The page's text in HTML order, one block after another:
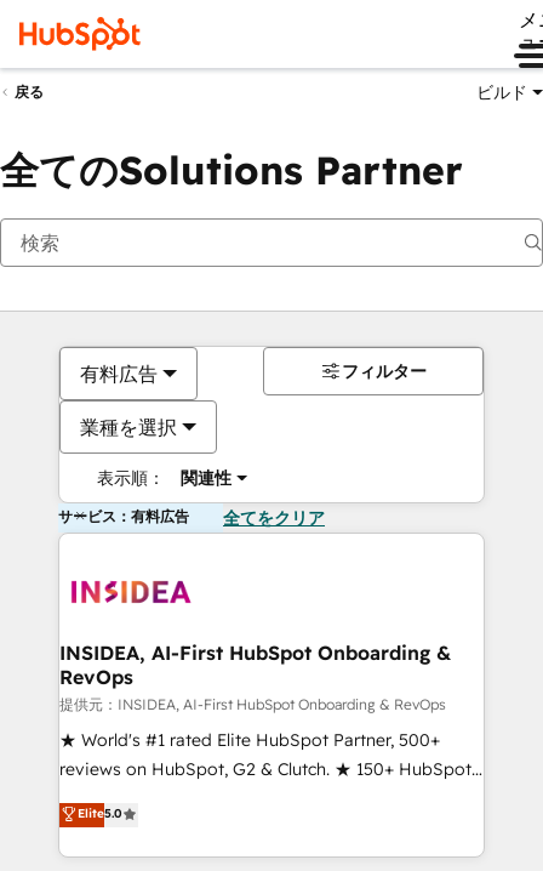
ュ
戻る ビルド
全てのSolutions Partner
有料広告
業種を選択
表示順： 関連性
フィルター
サービス：有料広告 全てをクリア
INSIDEA, AI-First HubSpot Onboarding &
RevOps
提供元：INSIDEA, AI-First HubSpot Onboarding & RevOps
★ World's #1 rated Elite HubSpot Partner, 500+
reviews on HubSpot, G2 & Clutch. ★ 150+ HubSpot
Certified Experts & Trainers across the team ★
1,500+ implementations across five continents ★ AI-
First, RevOps-led, Onboarding obsessed ★
Elite5.0